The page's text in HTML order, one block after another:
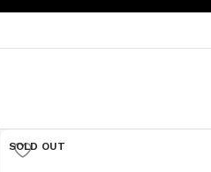
SOLD OUT